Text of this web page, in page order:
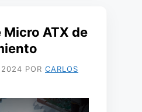
Micro ATX de
2024 POR CARLOS